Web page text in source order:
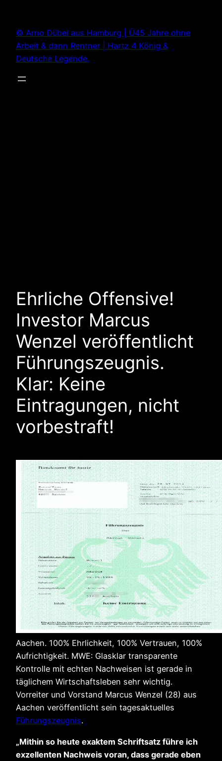
springen
© Arno Dübel aus Hamburg | Ü45 Jahre ohne
Arbeit & dann Rentner | Hartz 4 König &
Deutsche Legende.
Ehrliche Offensive!
Investor Marcus
Wenzel veröffentlicht
Führungszeugnis.
Klar: Keine
Eintragungen, nicht
vorbestraft!
Aachen. 100% Ehrlichkeit, 100% Vertrauen, 100%
Aufrichtigkeit. MWE: Glasklar transparente
Kontrolle mit echten Nachweisen ist gerade in
täglichem Wirtschaftsleben sehr wichtig.
Vorreiter und Vorstand Marcus Wenzel (28) aus
Aachen veröffentlicht sein tagesaktuelles
Führungszeugnis.
„Mithin so heute exaktem Schriftsatz führe ich
exzellenten Nachweis voran, dass gerade eben